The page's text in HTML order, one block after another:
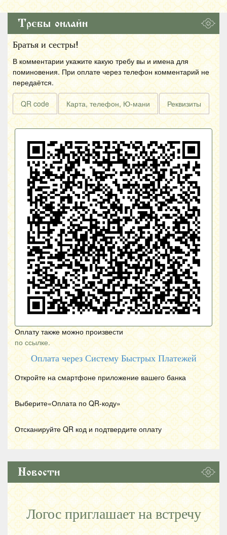
Требы онлайн
Братья и сестры!
В комментарии укажите какую требу вы и имена для
поминовения. При оплате через телефон комментарий не
передаётся.
QR code Карта, телефон, Ю-мани Реквизиты
Оплату также можно произвести
по ссылке.
Оплата через Систему Быстрых Платежей
Откройте на смартфоне приложение вашего банка
Выберите«Оплата по QR-коду»
Отсканируйте QR код и подтвердите оплату
Новости
Логос приглашает на встречу